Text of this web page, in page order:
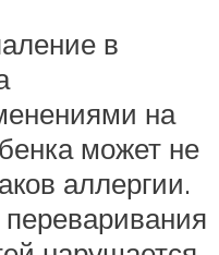
в
на
может не
аллергии.